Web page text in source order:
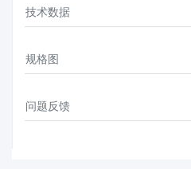
技术数据
规格图
问题反馈